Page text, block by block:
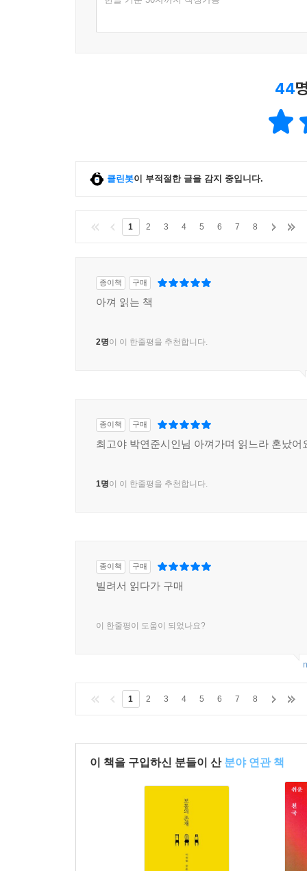
44
클린봇이 부적절한 글을 감지 중입니다.
1 2 3 4 5 6 7 8
종이책 구매
아껴 읽는 책
2명이 이 한줄평을 추천합니다.
종이책 구매
최고야 박연준시인님 아껴가며 읽느라 혼났어
1명이 이 한줄평을 추천합니다.
종이책 구매
빌려서 읽다가 구매
이 한줄평이 도움이 되었나요?
1 2 3 4 5 6 7 8
이 책을 구입하신 분들이 산 분야 연관 책